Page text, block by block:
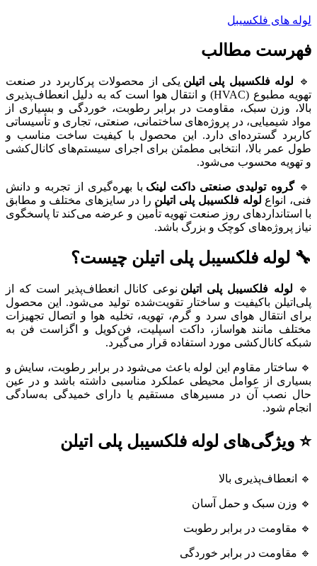
لوله های فلکسیبل
فهرست مطالب
🔹 لوله فلکسیبل پلی اتیلن یکی از محصولات پرکاربرد در صنعت
تهویه مطبوع (HVAC) و انتقال هوا است که به دلیل انعطاف‌پذیری
بالا، وزن سبک، مقاومت در برابر رطوبت، خوردگی و بسیاری از
مواد شیمیایی، در پروژه‌های ساختمانی، صنعتی، تجاری و تأسیساتی
کاربرد گسترده‌ای دارد. این محصول با کیفیت ساخت مناسب و
طول عمر بالا، انتخابی مطمئن برای اجرای سیستم‌های کانال‌کشی
و تهویه محسوب می‌شود.
🔹گروه تولیدی صنعتی داکت لینک با بهره‌گیری از تجربه و دانش
فنی، انواع لوله فلکسیبل پلی اتیلن را در سایزهای مختلف و مطابق
با استانداردهای روز صنعت تهویه تأمین و عرضه می‌کند تا پاسخگوی
نیاز پروژه‌های کوچک و بزرگ باشد.
🔧 لوله فلکسیبل پلی اتیلن چیست؟
🔹 لوله فلکسیبل پلی اتیلن نوعی کانال انعطاف‌پذیر است که از
پلی‌اتیلن باکیفیت و ساختار تقویت‌شده تولید می‌شود. این محصول
برای انتقال هوای سرد و گرم، تهویه، تخلیه هوا و اتصال تجهیزات
مختلف مانند هواساز، داکت اسپلیت، فن‌کویل و اگزاست فن به
شبکه کانال‌کشی مورد استفاده قرار می‌گیرد.
🔹 ساختار مقاوم این لوله باعث می‌شود در برابر رطوبت، سایش و
بسیاری از عوامل محیطی عملکرد مناسبی داشته باشد و در عین
حال نصب آن در مسیرهای مستقیم یا دارای خمیدگی به‌سادگی
انجام شود.
⭐ ویژگی‌های لوله فلکسیبل پلی اتیلن
🔹 انعطاف‌پذیری بالا
🔹 وزن سبک و حمل آسان
🔹 مقاومت در برابر رطوبت
🔹 مقاومت در برابر خوردگی